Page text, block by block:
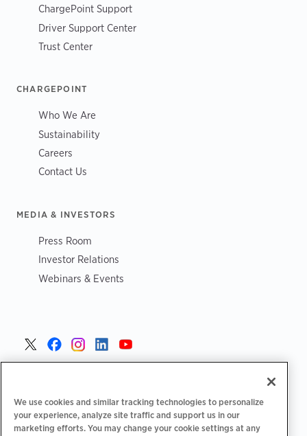
ChargePoint Support
Driver Support Center
Trust Center
CHARGEPOINT
Who We Are
Sustainability
Careers
Contact Us
MEDIA & INVESTORS
Press Room
Investor Relations
Webinars & Events
We use cookies and similar tracking technologies to personalize
your experience, analyze site traffic and support us in our
marketing efforts. You may change your cookie settings at any